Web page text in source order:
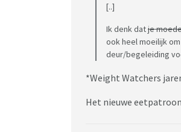
[..]
Ik denk datje
ook heel moeilijk
deur/begeleiding
*Weight Watchers
Het nieuwe